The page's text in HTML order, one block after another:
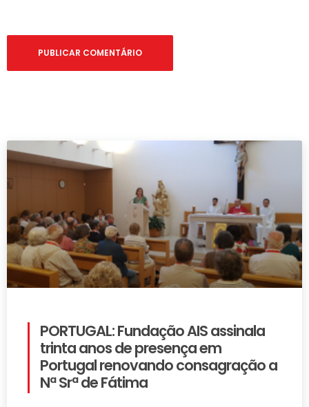
PORTUGAL: Fundação AIS assinala
trinta anos de presença em
Portugal renovando consagração a
Nª Srª de Fátima